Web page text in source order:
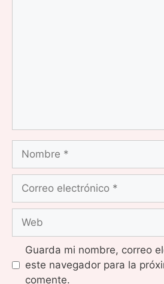
Nombre
Correo
Web
Guarda mi nombre, correo
este navegador para la
comente.